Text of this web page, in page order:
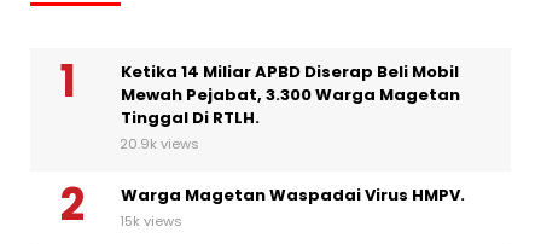
Ketika 14 Miliar APBD Diserap Beli Mobil
Mewah Pejabat, 3.300 Warga Magetan
Tinggal Di RTLH.
20.9k views
Warga Magetan Waspadai Virus HMPV.
15k views